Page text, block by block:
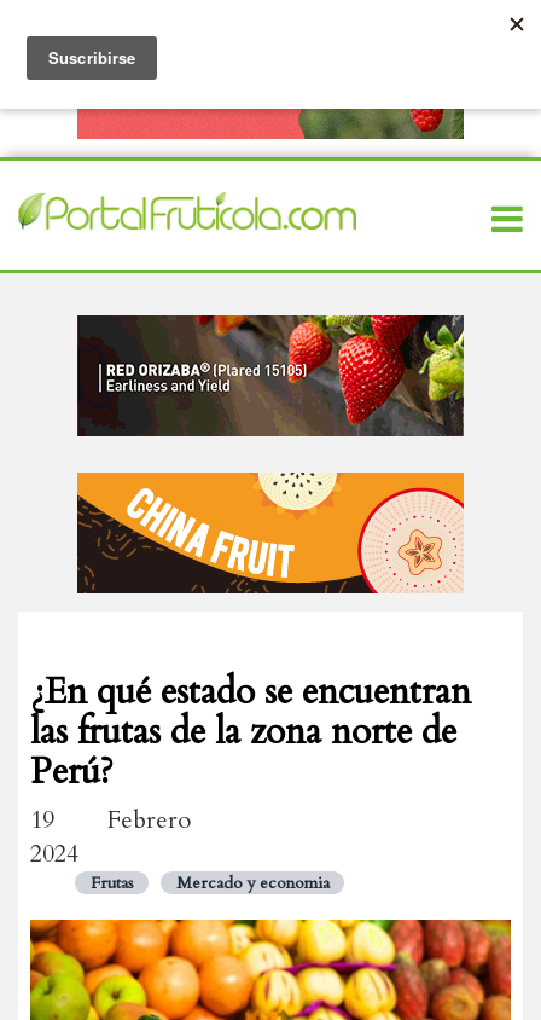
¿En qué estado se encuentran
las frutas de la zona norte de
Perú?
19 Febrero
2024
Frutas Mercado y economia